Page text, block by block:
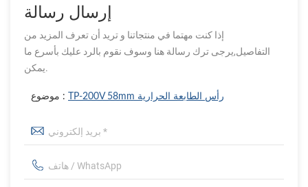
إرسال رسالة
إذا كنت مهتما في منتجاتنا و تريد أن تعرف المزيد من
التفاصيل,يرجى ترك رسالة هنا وسوف نقوم بالرد عليك بأسرع ما
يمكن.
موضوع : TP-200V 58mm رأس الطابعة الحرارية